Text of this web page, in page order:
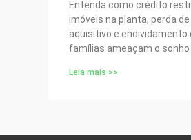
Entenda como crédito
imóveis na planta, perda
aquisitivo e endividamento
famílias ameaçam o sonho
Leia mais >>